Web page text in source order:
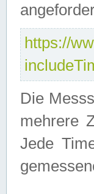
https://
Die
mehrere
Jede